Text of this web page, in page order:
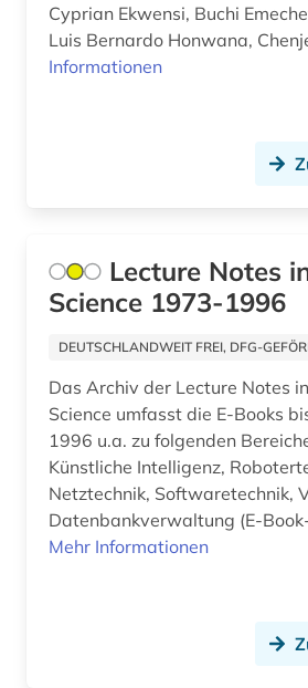
freizeit (1)
frühchristentum (1)
frühpädagogik (1)
galloromanistik (4)
geistesleben (2)
geisteswissenschaft (1)
geisteswissenschaften (43)
gender (1)
Cyprian Ekwensi, Buchi
Luis Bernardo Honwana,
Informationen
Lecture Notes
Science 1973-1996
DEUTSCHLANDWEIT FREI, DFG-
Das Archiv der Lecture Notes
Science umfasst die E-Books
1996 u.a. zu folgenden
Künstliche Intelligenz,
Netztechnik, Softwaretechnik,
Datenbankverwaltung (E-
Mehr Informationen